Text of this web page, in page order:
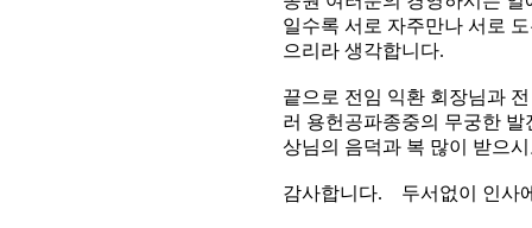
일수록 서로 자주만나 서로
으리라 생각합니다.
끝으로 전임 익환 회장님과
러 용헌공파종중의 무궁한
상님의 음덕과 복 많이 받으
감사합니다. 두서없이 인사